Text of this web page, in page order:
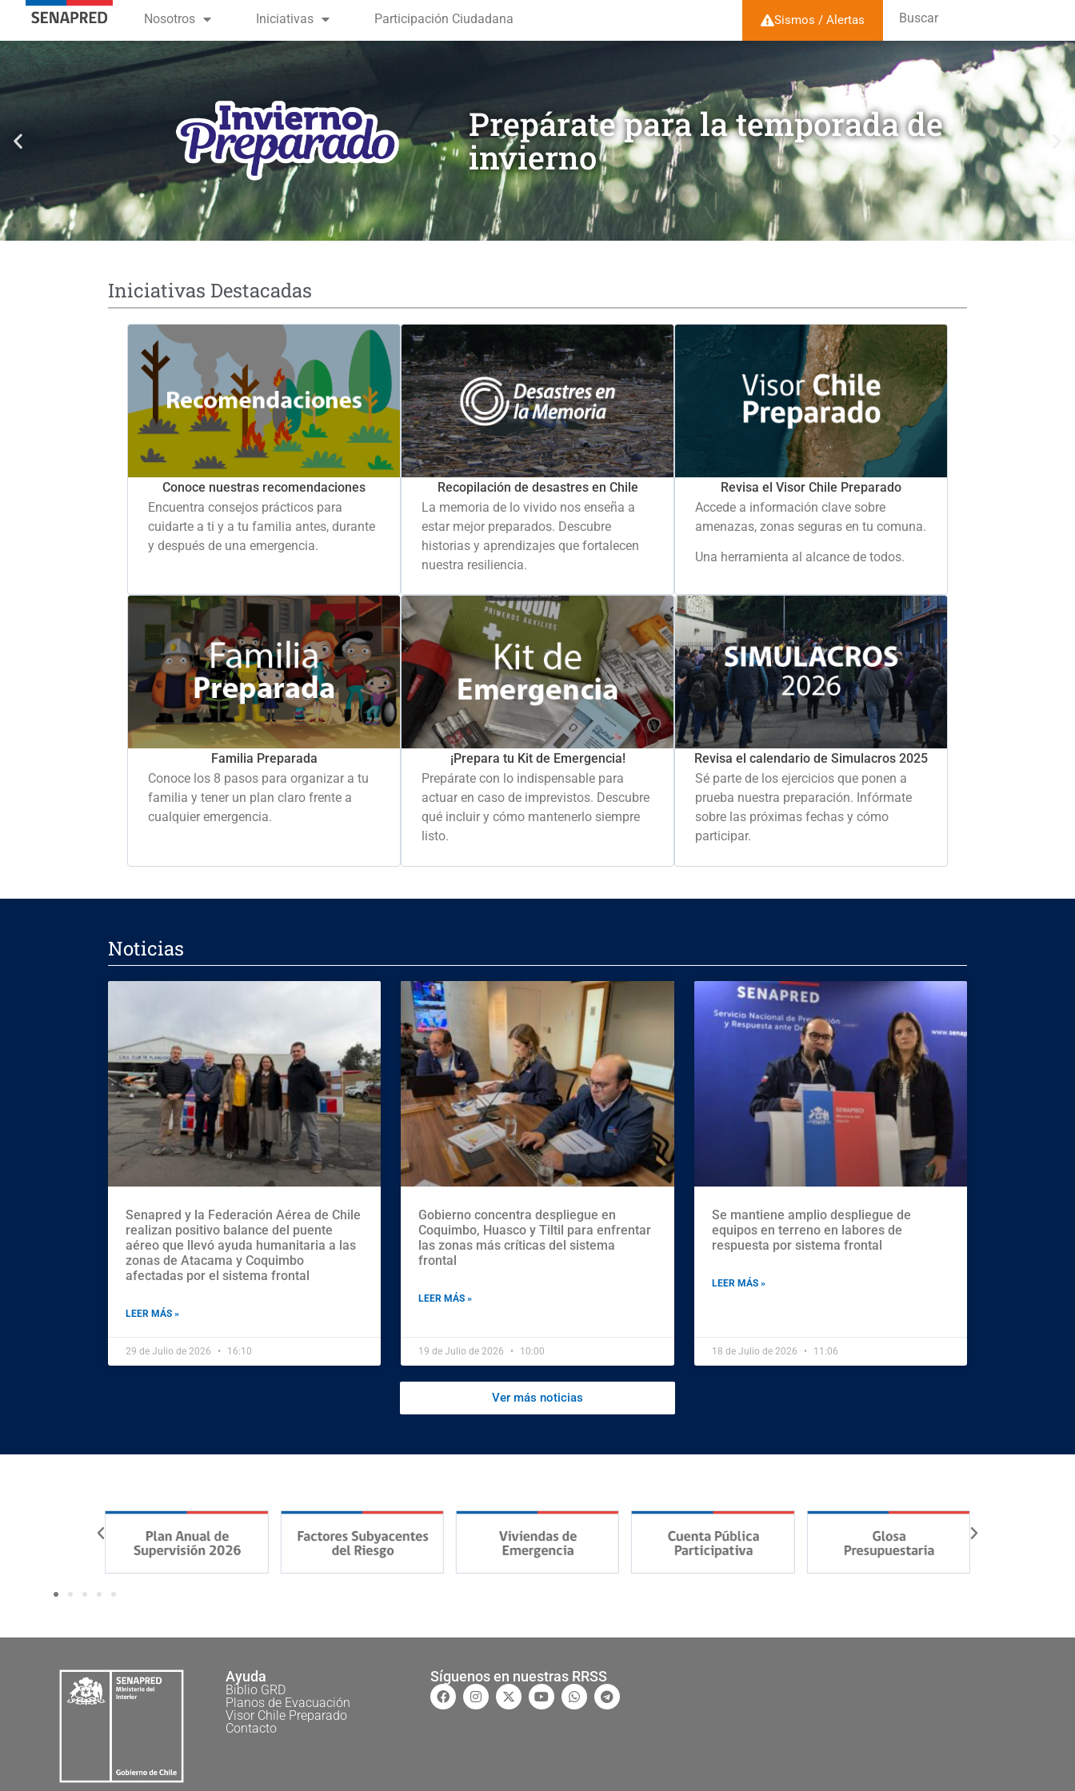
contenido
Nosotros Iniciativas Participación Ciudadana Sismos / Alertas Buscar
Prepárate para la temporada de
invierno
Iniciativas Destacadas
Conoce nuestras recomendaciones
Encuentra consejos prácticos para
cuidarte a ti y a tu familia antes, durante
y después de una emergencia.
Recopilación de desastres en Chile
La memoria de lo vivido nos enseña a
estar mejor preparados. Descubre
historias y aprendizajes que fortalecen
nuestra resiliencia.
Revisa el Visor Chile Preparado
Accede a información clave sobre
amenazas, zonas seguras en tu comuna.
Una herramienta al alcance de todos.
Familia Preparada
Conoce los 8 pasos para organizar a tu
familia y tener un plan claro frente a
cualquier emergencia.
¡Prepara tu Kit de Emergencia!
Prepárate con lo indispensable para
actuar en caso de imprevistos. Descubre
qué incluir y cómo mantenerlo siempre
listo.
Revisa el calendario de Simulacros 2025
Sé parte de los ejercicios que ponen a
prueba nuestra preparación. Infórmate
sobre las próximas fechas y cómo
participar.
Noticias
Senapred y la Federación Aérea de Chile
realizan positivo balance del puente
aéreo que llevó ayuda humanitaria a las
zonas de Atacama y Coquimbo
afectadas por el sistema frontal
LEER MÁS »
29 de Julio de 2026 16:10
Gobierno concentra despliegue en
Coquimbo, Huasco y Tiltil para enfrentar
las zonas más críticas del sistema
frontal
LEER MÁS »
19 de Julio de 2026 10:00
Se mantiene amplio despliegue de
equipos en terreno en labores de
respuesta por sistema frontal
LEER MÁS »
18 de Julio de 2026 11:06
Ver más noticias
Ayuda
Biblio GRD
Planos de Evacuación
Visor Chile Preparado
Contacto
Síguenos en nuestras RRSS